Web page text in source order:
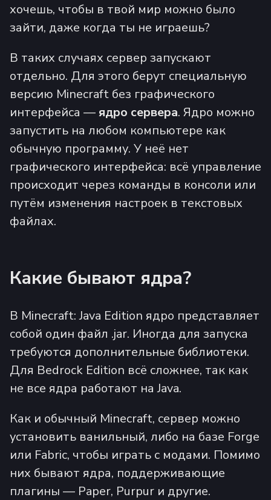
хочешь, чтобы в твой мир можно было
зайти, даже когда ты не играешь?
В таких случаях сервер запускают
отдельно. Для этого берут специальную
версию Minecraft без графического
интерфейса —ядро сервера. Ядро можно
запустить на любом компьютере как
обычную программу. У неё нет
графического интерфейса: всё управление
происходит через команды в консоли или
путём изменения настроек в текстовых
файлах.
Какие бывают ядра?
В Minecraft: Java Edition ядро представляет
собой один файл .jar. Иногда для запуска
требуются дополнительные библиотеки.
Для Bedrock Edition всё сложнее, так как
не все ядра работают на Java.
Как и обычный Minecraft, сервер можно
установить ванильный, либо на базе Forge
или Fabric, чтобы играть с модами. Помимо
них бывают ядра, поддерживающие
плагины — Paper, Purpur и другие.